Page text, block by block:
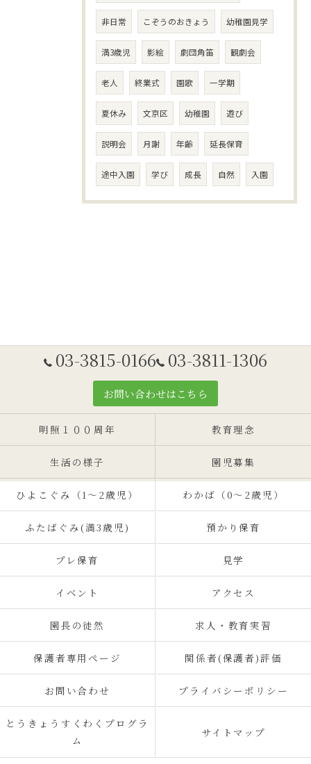
非日常 こぞうのおきょう 幼稚園見学
満3歳児 影絵 劇団角笛 観劇会
老人 終業式 園歌 一学期
夏休み 文京区 幼稚園 遊び
説明会 月謝 年齢 延長保育
途中入園 学び 成長 自然 入園
03-3815-0166 03-3811-1306
お問い合わせはこちら
明照１００周年 教育理念
生活の様子 園児募集
ひよこぐみ（1〜2歳児） わかば（0～2歳児）
ふたばぐみ(満3歳児) 預かり保育
プレ保育 見学
イベント アクセス
園長の徒然 求人・教育実習
保護者専用ページ 関係者(保護者)評価
お問い合わせ プライバシーポリシー
とうきょうすくわくプログラ
ム
サイトマップ